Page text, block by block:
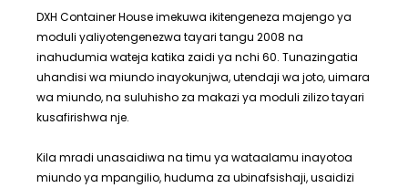
DXH Container House imekuwa ikitengeneza majengo ya
moduli yaliyotengenezwa tayari tangu 2008 na
inahudumia wateja katika zaidi ya nchi 60. Tunazingatia
uhandisi wa miundo inayokunjwa, utendaji wa joto, uimara
wa miundo, na suluhisho za makazi ya moduli zilizo tayari
kusafirishwa nje.
Kila mradi unasaidiwa na timu ya wataalamu inayotoa
miundo ya mpangilio, huduma za ubinafsishaji, usaidizi